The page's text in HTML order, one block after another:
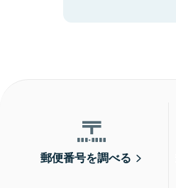
郵便番号を調べる